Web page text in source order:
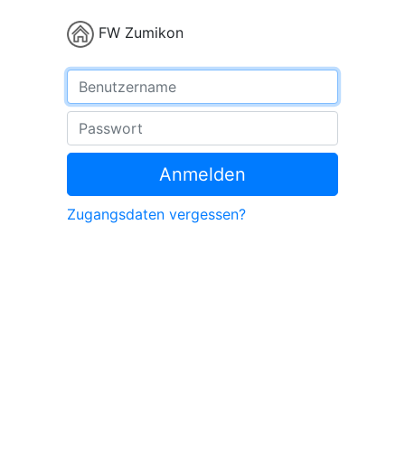
FW Zumikon
Benutzername
Passwort
Anmelden
Zugangsdaten vergessen?